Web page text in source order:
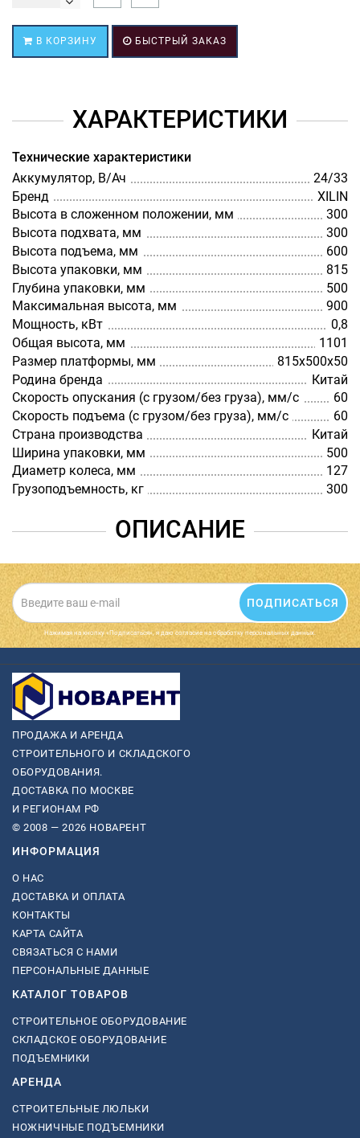
В КОРЗИНУ БЫСТРЫЙ ЗАКАЗ
ХАРАКТЕРИСТИКИ
Технические характеристики
Аккумулятор, В/Ач
24/33
Бренд
XILIN
Высота в сложенном положении, мм
300
Высота подхвата, мм
300
Высота подъема, мм
600
Высота упаковки, мм
815
Глубина упаковки, мм
500
Максимальная высота, мм
900
Мощность, кВт
0,8
Общая высота, мм
1101
Размер платформы, мм
815х500х50
Родина бренда
Китай
Скорость опускания (с грузом/без груза), мм/с
60
Скорость подъема (с грузом/без груза), мм/с
60
Страна производства
Китай
Ширина упаковки, мм
500
Диаметр колеса, мм
127
Грузоподъемность, кг
300
ОПИСАНИЕ
ПОДПИСАТЬСЯ
Нажимая на кнопку «Подписаться», я даю cогласие на обработку персональных данных.
ПРОДАЖА И АРЕНДА
СТРОИТЕЛЬНОГО И СКЛАДСКОГО
ОБОРУДОВАНИЯ.
ДОСТАВКА ПО МОСКВЕ
И РЕГИОНАМ РФ
© 2008 — 2026 НОВАРЕНТ
ИНФОРМАЦИЯ
О НАС
ДОСТАВКА И ОПЛАТА
КОНТАКТЫ
КАРТА САЙТА
СВЯЗАТЬСЯ С НАМИ
ПЕРСОНАЛЬНЫЕ ДАННЫЕ
КАТАЛОГ ТОВАРОВ
СТРОИТЕЛЬНОЕ ОБОРУДОВАНИЕ
СКЛАДСКОЕ ОБОРУДОВАНИЕ
ПОДЪЕМНИКИ
АРЕНДА
СТРОИТЕЛЬНЫЕ ЛЮЛЬКИ
НОЖНИЧНЫЕ ПОДЪЕМНИКИ